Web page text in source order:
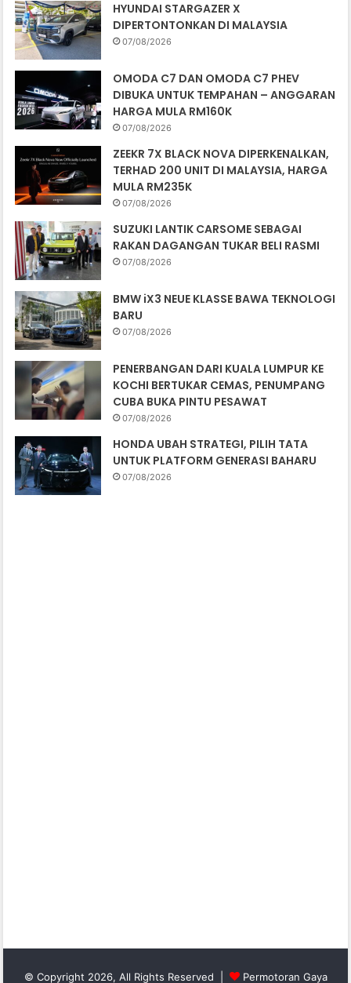
HYUNDAI STARGAZER X
DIPERTONTONKAN DI MALAYSIA
07/08/2026
OMODA C7 DAN OMODA C7 PHEV
DIBUKA UNTUK TEMPAHAN – ANGGARAN
HARGA MULA RM160K
07/08/2026
ZEEKR 7X BLACK NOVA DIPERKENALKAN,
TERHAD 200 UNIT DI MALAYSIA, HARGA
MULA RM235K
07/08/2026
SUZUKI LANTIK CARSOME SEBAGAI
RAKAN DAGANGAN TUKAR BELI RASMI
07/08/2026
BMW iX3 NEUE KLASSE BAWA TEKNOLOGI
BARU
07/08/2026
PENERBANGAN DARI KUALA LUMPUR KE
KOCHI BERTUKAR CEMAS, PENUMPANG
CUBA BUKA PINTU PESAWAT
07/08/2026
HONDA UBAH STRATEGI, PILIH TATA
UNTUK PLATFORM GENERASI BAHARU
07/08/2026
© Copyright 2026, All Rights Reserved | Permotoran Gaya